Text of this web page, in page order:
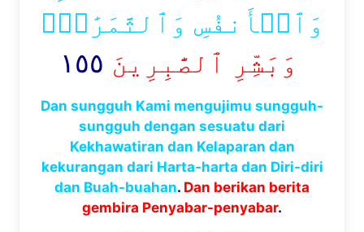
وَٱلۡأَنفُسِ وَٱلثَّمَرَٰتِۗ
وَبَشِّرِ ٱلصَّٰبِرِينَ ١٥٥
Dan sungguh Kami mengujimu sungguh-
sungguh dengan sesuatu dari
Kekhawatiran dan Kelaparan dan
kekurangan dari Harta-harta dan Diri-diri
dan Buah-buahan. Dan berikan berita
gembira Penyabar-penyabar.